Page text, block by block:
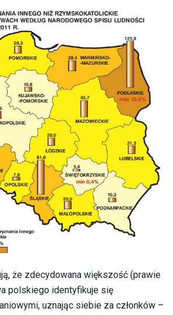
że zdecydowana większość (prawie
polskiego identyfikuje się
uznając siebie za członków –